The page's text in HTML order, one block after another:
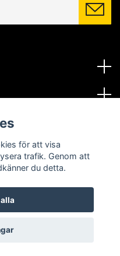
All rights reserved.
för att visa
trafik. Genom att
du detta.